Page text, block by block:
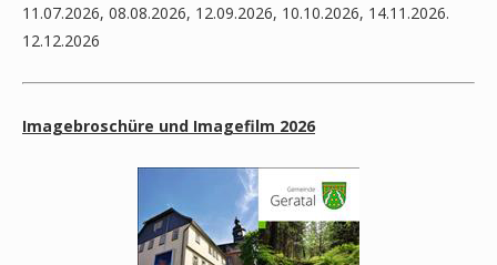
11.07.2026, 08.08.2026, 12.09.2026, 10.10.2026, 14.11.2026.
12.12.2026
Imagebroschüre und Imagefilm 2026